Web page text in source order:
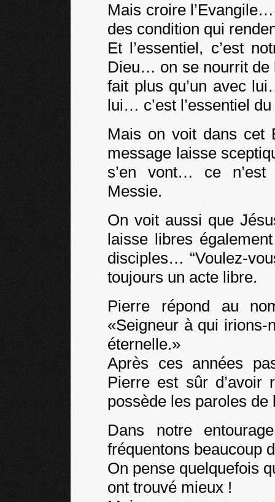
Mais croire
des condition qui
Et l’essentiel, c’est
Dieu… on se nourrit
fait plus qu’un avec
lui… c’est l’essentiel
Mais on voit dans cet
message laisse
s’en vont… ce n’est
Messie.
On voit aussi que
laisse libres
disciples… “Voulez-
toujours un acte libre.
Pierre répond au
«Seigneur à qui
éternelle.»
Après ces années
Pierre est sûr d’avoir
possède les paroles de
Dans notre
fréquentons beaucoup
On pense quelquefois
ont trouvé mieux !